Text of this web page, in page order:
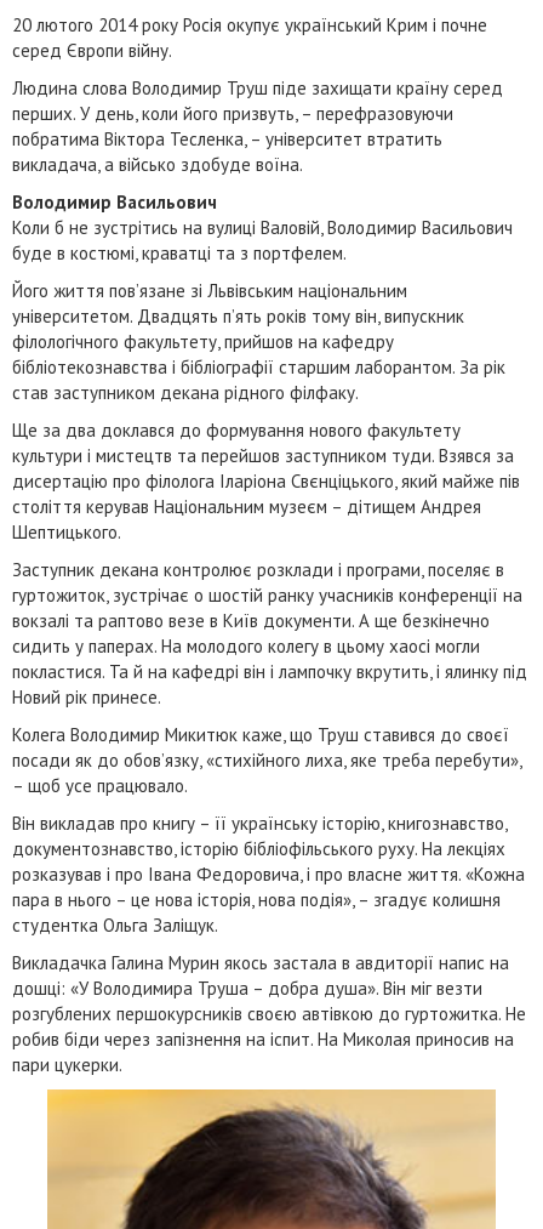
20 лютого 2014 року Росія окупує український Крим і почне
серед Європи війну.
Людина слова Володимир Труш піде захищати країну серед
перших. У день, коли його призвуть, – перефразовуючи
побратима Віктора Тесленка, – університет втратить
викладача, а військо здобуде воїна.
Володимир Васильович
Коли б не зустрітись на вулиці Валовій, Володимир Васильович
буде в костюмі, краватці та з портфелем.
Його життя пов’язане зі Львівським національним
університетом. Двадцять п’ять років тому він, випускник
філологічного факультету, прийшов на кафедру
бібліотекознавства і бібліографії старшим лаборантом. За рік
став заступником декана рідного філфаку.
Ще за два доклався до формування нового факультету
культури і мистецтв та перейшов заступником туди. Взявся за
дисертацію про філолога Іларіона Свєнціцького, який майже пів
століття керував Національним музеєм – дітищем Андрея
Шептицького.
Заступник декана контролює розклади і програми, поселяє в
гуртожиток, зустрічає о шостій ранку учасників конференції на
вокзалі та раптово везе в Київ документи. А ще безкінечно
сидить у паперах. На молодого колегу в цьому хаосі могли
покластися. Та й на кафедрі він і лампочку вкрутить, і ялинку під
Новий рік принесе.
Колега Володимир Микитюк каже, що Труш ставився до своєї
посади як до обов’язку, «стихійного лиха, яке треба перебути»,
– щоб усе працювало.
Він викладав про книгу – її українську історію, книгознавство,
документознавство, історію бібліофільського руху. На лекціях
розказував і про Івана Федоровича, і про власне життя. «Кожна
пара в нього – це нова історія, нова подія», – згадує колишня
студентка Ольга Заліщук.
Викладачка Галина Мурин якось застала в авдиторії напис на
дошці: «У Володимира Труша – добра душа». Він міг везти
розгублених першокурсників своєю автівкою до гуртожитка. Не
робив біди через запізнення на іспит. На Миколая приносив на
пари цукерки.